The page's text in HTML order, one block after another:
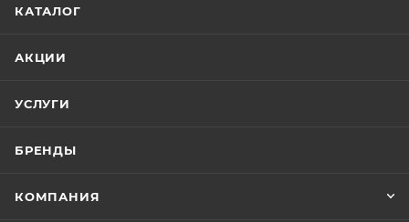
КАТАЛОГ
АКЦИИ
УСЛУГИ
БРЕНДЫ
КОМПАНИЯ